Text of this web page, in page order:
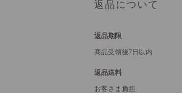
返品について
返品期限
商品受領後7日以内
返品送料
お客さま負担